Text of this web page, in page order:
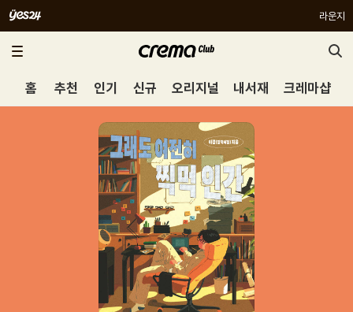
라운지
홈 추천 인기 신규 오리지널 내서재 크레마샵